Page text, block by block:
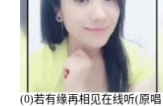
(0)若有缘再相见在线听(原唱